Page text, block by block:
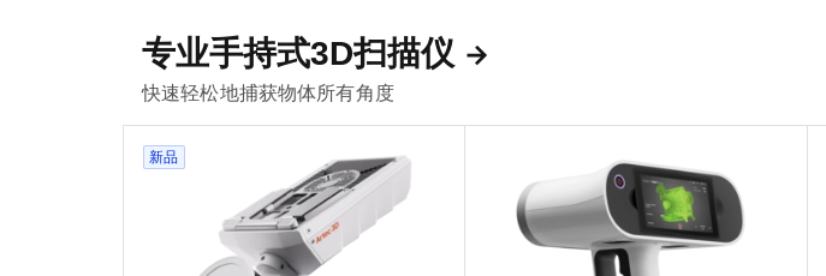
专业手持式3D扫描仪
快速轻松地捕获物体所有角度
新品